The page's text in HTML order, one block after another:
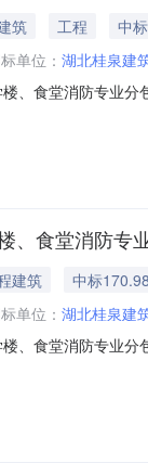
筑 工程
中
单位： 湖北桂泉建
、食堂消防专业
为2023年7月13日
、食堂消防专
建筑
中标
单位： 湖北桂泉建
、食堂消防专业
公告，2023年7月